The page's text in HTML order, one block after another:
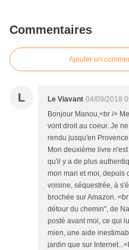
Commentaires
Ajouter un
L Le Viavant 04/09/2018
Bonjour Manou,<br />
vont droit au coeur. Je
rendu jusqu'en
Mon deuxième livre
qu'il y a de plus
mon mari et moi, depuis
voisine, séquestrée, à
brochée sur Amazon.
détour du chemin", de
posté avant moi, ce qui
mien, une aide
jardin que sur